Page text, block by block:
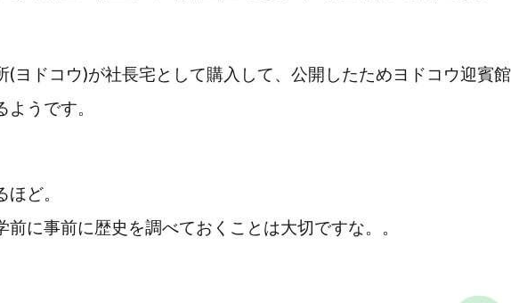
(ヨドコウ)が社長宅として購入して、公開したためヨドコウ迎賓館
うです。
ど。
前に事前に歴史を調べておくことは大切ですな。。